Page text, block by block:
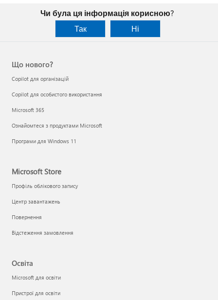
Чи була ця інформація корисною?
Так
Ні
Що нового?
Copilot для організацій
Copilot для особистого використання
Microsoft 365
Ознайомтеся з продуктами Microsoft
Програми для Windows 11
Microsoft Store
Профіль облікового запису
Центр завантажень
Повернення
Відстеження замовлення
Освіта
Microsoft для освіти
Пристрої для освіти